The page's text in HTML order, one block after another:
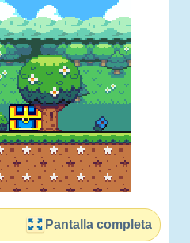
Pantalla completa